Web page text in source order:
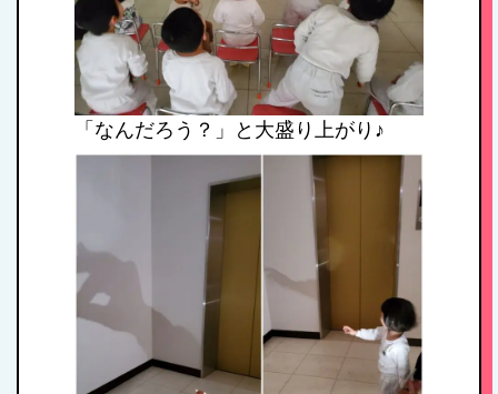
「なんだろう？」と大盛り上がり♪